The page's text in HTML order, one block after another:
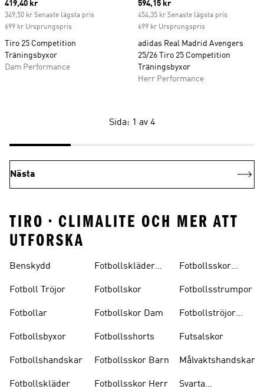
Current price
419,40 kr
349,50 kr Senaste lägsta pris
699 kr Ursprungspris
Tiro 25 Competition
Träningsbyxor
Dam Performance
Current price
594,15 kr
454,35 kr Senaste lägsta pris
699 kr Ursprungspris
adidas Real Madrid Avengers
25/26 Tiro 25 Competition
Träningsbyxor
Herr Performance
Sida: 1 av 4
Nästa
TIRO • CLIMALITE OCH MER ATT
UTFORSKA
Benskydd
Fotboll Tröjor
Fotbollar
Fotbollsbyxor
Fotbollshandskar
Fotbollskläder
Fotbollskläder
Fotbollskor
Fotbollskor Dam
Fotbollsshorts
Fotbollsskor Barn
Fotbollsskor Herr
Fotbollsskor
Fotbollsstrumpor
Fotbollströjor
Futsalskor
Målvaktshandskar
Svarta